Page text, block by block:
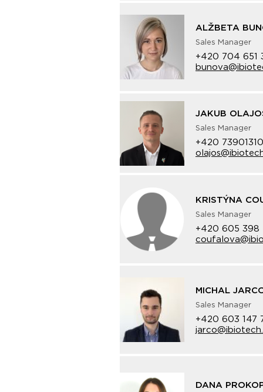
ALŽBETA
Sales Manager
+420 704 651
JAKUB
Sales Manager
+420
KRISTÝNA
Sales Manager
+420 605 398
MICHAL
Sales Manager
+420 603 147
DANA